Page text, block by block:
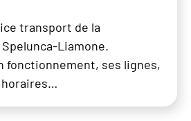
transport de la
Liamone.
fonctionnement, ses lignes,